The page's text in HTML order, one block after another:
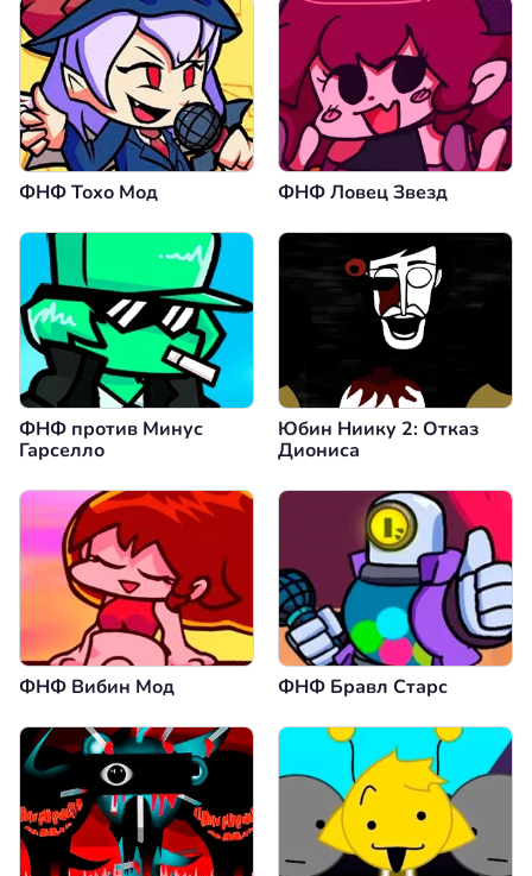
ФНФ Тохо Мод ФНФ Ловец Звезд
ФНФ против Минус
Гарселло
Юбин Ниику 2: Отказ
Диониса
ФНФ Вибин Мод ФНФ Бравл Старс